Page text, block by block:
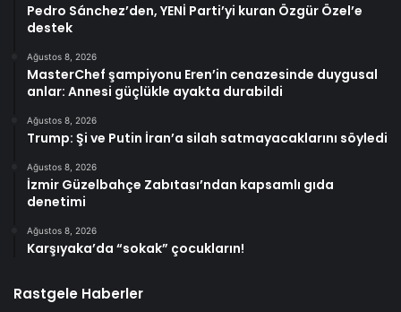
Pedro Sánchez’den, YENİ Parti’yi kuran Özgür Özel’e
destek
Ağustos 8, 2026
MasterChef şampiyonu Eren’in cenazesinde duygusal
anlar: Annesi güçlükle ayakta durabildi
Ağustos 8, 2026
Trump: Şi ve Putin İran’a silah satmayacaklarını söyledi
Ağustos 8, 2026
İzmir Güzelbahçe Zabıtası’ndan kapsamlı gıda
denetimi
Ağustos 8, 2026
Karşıyaka’da “sokak” çocukların!
Rastgele Haberler